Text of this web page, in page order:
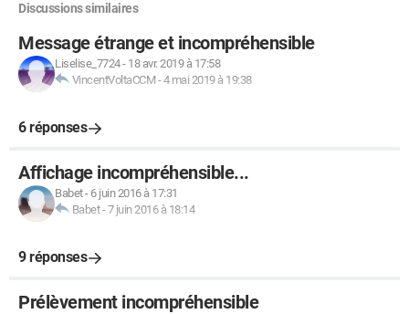
Discussions similaires
Message étrange et incompréhensible
Liselise_7724- 18 avr. 2019 à 17:58
VincentVoltaCCM-4 mai 2019 à 19:38
6 réponses
Affichage incompréhensible...
Babet- 6 juin 2016 à 17:31
Babet-7 juin 2016 à 18:14
9 réponses
Prélèvement incompréhensible